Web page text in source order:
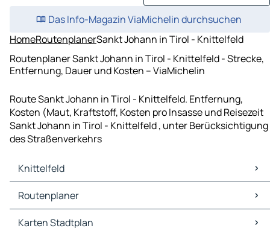
Das Info-Magazin ViaMichelin durchsuchen
HomeRoutenplanerSankt Johann in Tirol - Knittelfeld
Routenplaner Sankt Johann in Tirol - Knittelfeld - Strecke,
Entfernung, Dauer und Kosten – ViaMichelin
Route Sankt Johann in Tirol - Knittelfeld. Entfernung,
Kosten (Maut, Kraftstoff, Kosten pro Insasse und Reisezeit
Sankt Johann in Tirol - Knittelfeld , unter Berücksichtigung
des Straßenverkehrs
Knittelfeld
Knittelfeld Karten Stadtplan
Knittelfeld Verkehr
Knittelfeld Hotels
Routenplaner
Routenplaner Knittelfeld - Judenburg
Karten Stadtplan